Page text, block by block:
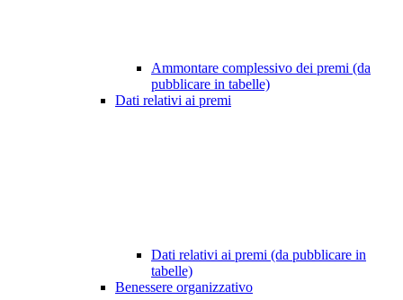
Ammontare complessivo dei premi (da
pubblicare in tabelle)
Dati relativi ai premi
Dati relativi ai premi (da pubblicare in
tabelle)
Benessere organizzativo